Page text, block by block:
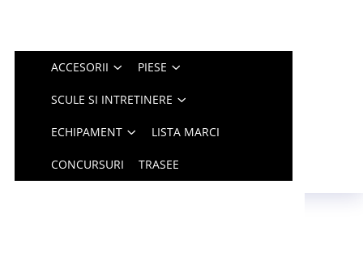
ACCESORII PIESE
SCULE SI INTRETINERE
ECHIPAMENT LISTA MARCI
CONCURSURI TRASEE